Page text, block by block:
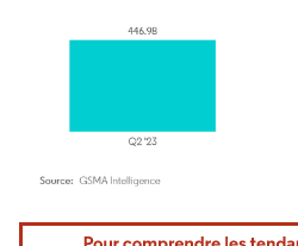
Image © Mordor Intelligence. La